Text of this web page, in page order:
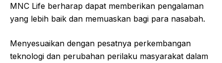
MNC Life berharap dapat memberikan pengalaman
yang lebih baik dan memuaskan bagi para nasabah.
Menyesuaikan dengan pesatnya perkembangan
teknologi dan perubahan perilaku masyarakat dalam